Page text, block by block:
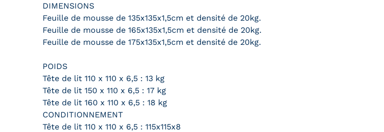
DIMENSIONS
Feuille de mousse de 135x135x1,5cm et densité de 20kg.
Feuille de mousse de 165x135x1,5cm et densité de 20kg.
Feuille de mousse de 175x135x1,5cm et densité de 20kg.
POIDS
Tête de lit 110 x 110 x 6,5 : 13 kg
Tête de lit 150 x 110 x 6,5 : 17 kg
Tête de lit 160 x 110 x 6,5 : 18 kg
CONDITIONNEMENT
Tête de lit 110 x 110 x 6,5 : 115x115x8